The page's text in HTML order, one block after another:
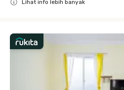
Lihat info lebih banyak